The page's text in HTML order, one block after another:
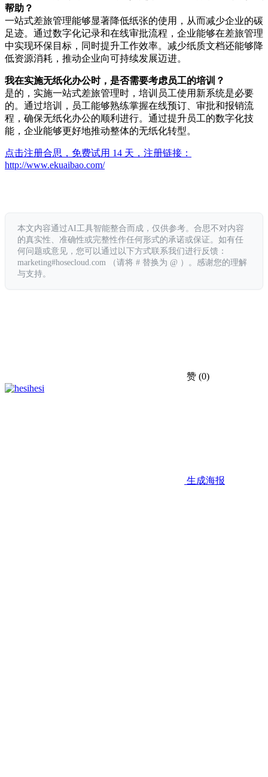
帮助？
一站式差旅管理能够显著降低纸张的使用，从而减少企业的碳
足迹。通过数字化记录和在线审批流程，企业能够在差旅管理
中实现环保目标，同时提升工作效率。减少纸质文档还能够降
低资源消耗，推动企业向可持续发展迈进。
我在实施无纸化办公时，是否需要考虑员工的培训？
是的，实施一站式差旅管理时，培训员工使用新系统是必要
的。通过培训，员工能够熟练掌握在线预订、审批和报销流
程，确保无纸化办公的顺利进行。通过提升员工的数字化技
能，企业能够更好地推动整体的无纸化转型。
点击注册合思，免费试用 14 天，注册链接：
http://www.ekuaibao.com/
本文内容通过AI工具智能整合而成，仅供参考。合思不对内容
的真实性、准确性或完整性作任何形式的承诺或保证。如有任
何问题或意见，您可以通过以下方式联系我们进行反馈：
marketing#hosecloud.com （请将 # 替换为 @ ）。感谢您的理解
与支持。
赞 (0)
hesi
生成海报